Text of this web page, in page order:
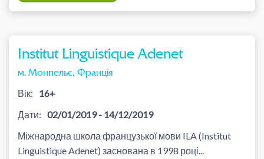
Institut Linguistique Adenet
м. Монпельє, Франція
Вік:
16+
Дати: 02/01/2019 - 14/12/2019
Міжнародна школа французької мови ILA (Institut
Linguistique Adenet) заснована в 1998 році...